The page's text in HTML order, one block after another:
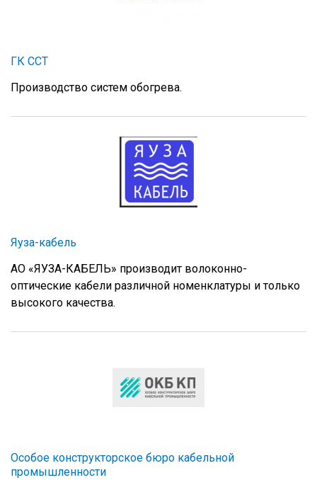
ГК ССТ
Производство систем обогрева.
Яуза-кабель
АО «ЯУЗА-КАБЕЛЬ» производит волоконно-
оптические кабели различной номенклатуры и только
высокого качества.
Особое конструкторское бюро кабельной
промышленности